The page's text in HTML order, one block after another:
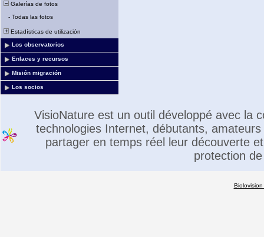
Galerías de fotos
- Todas las fotos
Estadísticas de utilización
Los observatorios
Enlaces y recursos
Misión migración
Los socios
VisioNature est un outil développé avec la
technologies Internet, débutants,
partager en temps réel leur découverte
protection
Biolovision